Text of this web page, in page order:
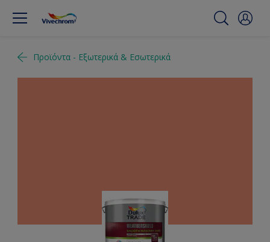
Προϊόντα - Εξωτερικά & Εσωτερικά